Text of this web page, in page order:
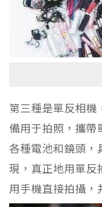
第三種是單反相機
備用于拍照，攜帶
各種電池和鏡頭，
現，真正地用單反
用手機直接拍攝，